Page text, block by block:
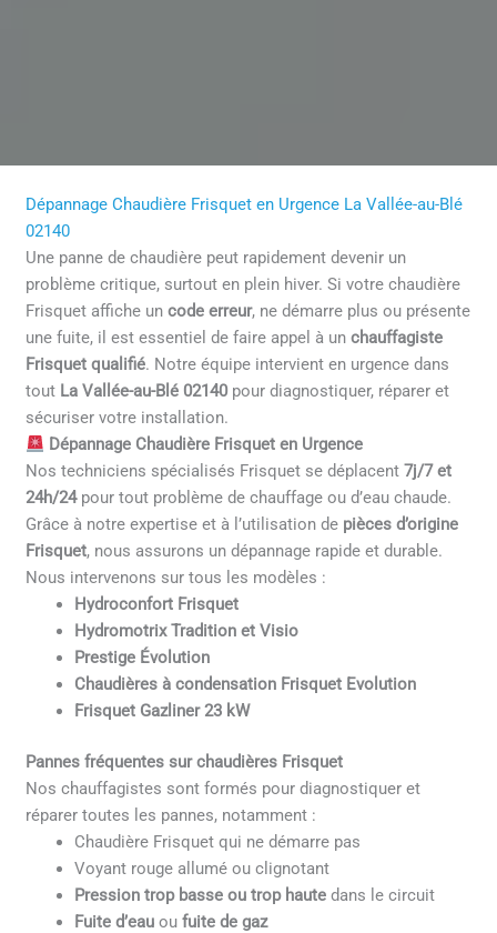
Dépannage Chaudière Frisquet en Urgence La Vallée-au-Blé
02140
Une panne de chaudière peut rapidement devenir un
problème critique, surtout en plein hiver. Si votre chaudière
Frisquet affiche uncode erreur, ne démarre plus ou présente
une fuite, il est essentiel de faire appel à unchauffagiste
Frisquet qualifié. Notre équipe intervient en urgence dans
tout La Vallée-au-Blé 02140 pour diagnostiquer, réparer et
sécuriser votre installation.
Dépannage Chaudière Frisquet en Urgence
Nos techniciens spécialisés Frisquet se déplacent7j/7 et
24h/24pour tout problème de chauffage ou d’eau chaude.
Grâce à notre expertise et à l’utilisation de pièces d’origine
Frisquet, nous assurons un dépannage rapide et durable.
Nous intervenons sur tous les modèles :
Hydroconfort Frisquet
Hydromotrix Tradition et Visio
Prestige Évolution
Chaudières à condensation Frisquet Evolution
Frisquet Gazliner 23 kW
Pannes fréquentes sur chaudières Frisquet
Nos chauffagistes sont formés pour diagnostiquer et
réparer toutes les pannes, notamment :
Chaudière Frisquet qui ne démarre pas
Voyant rouge allumé ou clignotant
Pression trop basse ou trop haute dans le circuit
Fuite d’eau oufuite de gaz